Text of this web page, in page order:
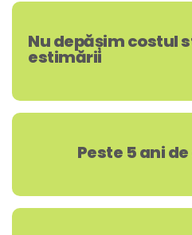
Nu depășim costul
estimării
Peste 5 ani